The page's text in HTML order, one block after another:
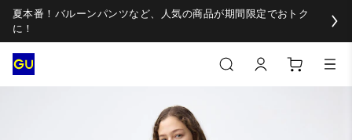
夏本番！バルーンパンツなど、人気の商品が期間限定でおトク
に！